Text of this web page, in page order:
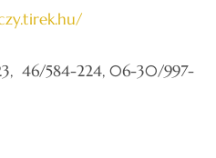
46/584-224, 06-30/997-